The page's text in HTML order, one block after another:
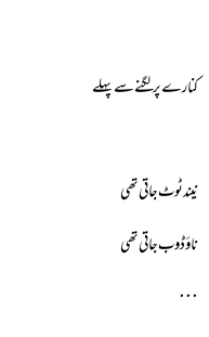
کنارے پر لگنے سے پہلے
نیند ٹوٹ جاتی تھی
ناؤ ڈوب جاتی تھی
٠٠٠